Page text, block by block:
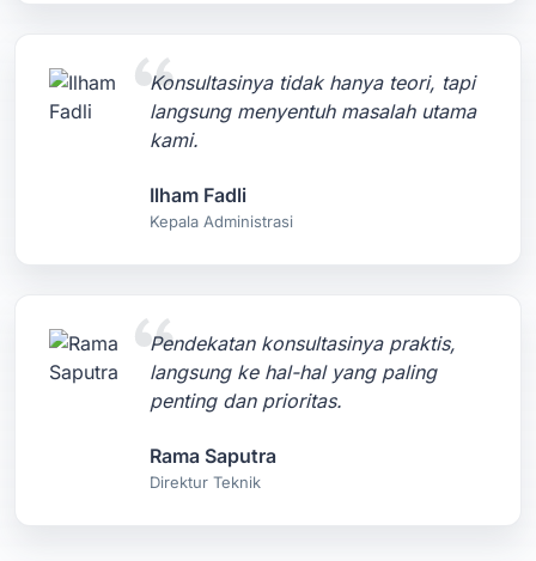
Konsultasinya tidak hanya teori, tapi
langsung menyentuh masalah utama
kami.
Ilham Fadli
Kepala Administrasi
Pendekatan konsultasinya praktis,
langsung ke hal-hal yang paling
penting dan prioritas.
Rama Saputra
Direktur Teknik